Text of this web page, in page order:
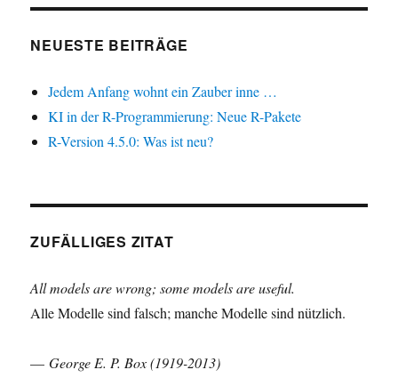
NEUESTE BEITRÄGE
Jedem Anfang wohnt ein Zauber inne …
KI in der R-Programmierung: Neue R-Pakete
R-Version 4.5.0: Was ist neu?
ZUFÄLLIGES ZITAT
All models are wrong; some models are useful.
Alle Modelle sind falsch; manche Modelle sind nützlich.
—George E. P. Box (1919-2013)